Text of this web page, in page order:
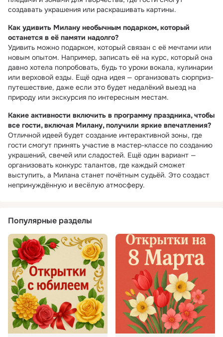
создавать украшения или раскрашивать картины.
Как удивить Милану необычным подарком, который
останется в её памяти надолго?
Удивить можно подарком, который связан с её мечтами или
новым опытом. Например, записать её на курс, который она
давно хотела попробовать, будь то уроки вокала, кулинарии
или верховой езды. Ещё одна идея — организовать сюрприз-
путешествие, даже если это будет недалёкий выезд на
природу или экскурсия по интересным местам.
Какие активности включить в программу праздника, чтобы
все гости, включая Милану, получили яркие впечатления?
Отличной идеей будет создание интерактивной зоны, где
гости смогут принять участие в мастер-классе по созданию
украшений, свечей или сладостей. Ещё один вариант —
организовать конкурс талантов, где каждый сможет
выступить, а Милана станет почётным судьёй. Это создаст
непринуждённую и весёлую атмосферу.
Популярные разделы